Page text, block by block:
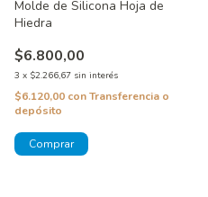
Molde de Silicona Hoja de
Hiedra
$6.800,00
3 x $2.266,67 sin interés
$6.120,00 conTransferencia o
depósito